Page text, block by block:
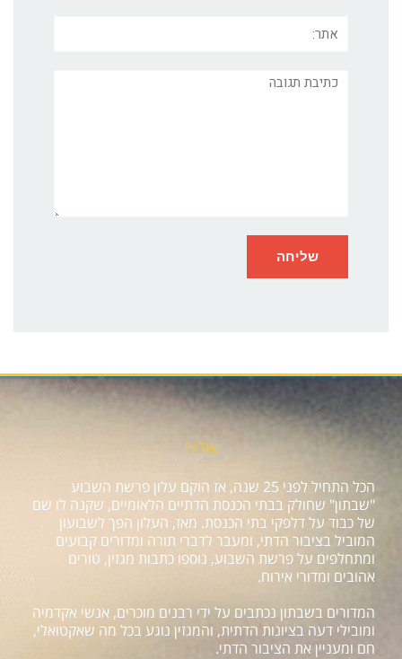
תגובה
אודות
הכל התחיל לפני 25 שנה, אז הוקם עלון פרשת השבוע
"שבתון" שחולק בבתי הכנסת הדתיים הלאומיים, שקנה לו שם
של כבוד על דלפקי בתי הכנסת. מאז, העלון הפך לשבועון
המוביל בציבור הדתי, ומעבר לדברי תורה ומדורים קבועים
ומתחלפים על פרשת השבוע, נוספו כתבות מגזין, טורים
אהובים ומדורי אירוח.
המדורים בשבתון נכתבים על ידי רבנים מוכרים, אנשי אקדמיה
ומובילי דעה בציונות הדתית, והמגזין נוגע בכל מה שאקטואלי,
חם ומעניין את הציבור הדתי.